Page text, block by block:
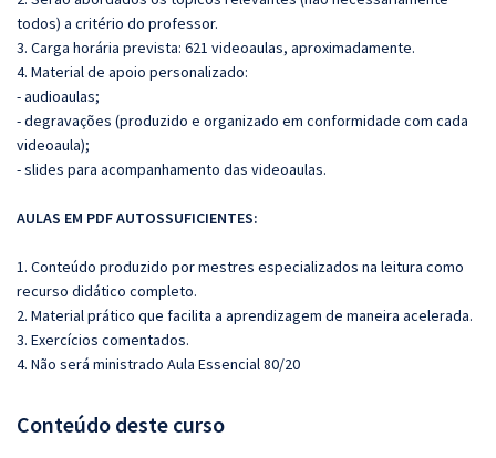
todos) a critério do professor.
3. Carga horária prevista: 621 videoaulas, aproximadamente.
4. Material de apoio personalizado:
- audioaulas;
- degravações (produzido e organizado em conformidade com cada
videoaula);
- slides para acompanhamento das videoaulas.
AULAS EM PDF AUTOSSUFICIENTES:
1. Conteúdo produzido por mestres especializados na leitura como
recurso didático completo.
2. Material prático que facilita a aprendizagem de maneira acelerada.
3. Exercícios comentados.
4. Não será ministrado Aula Essencial 80/20
Conteúdo deste curso